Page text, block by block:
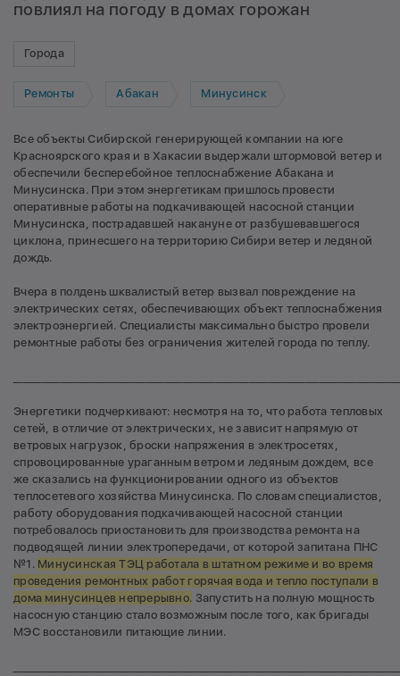
повлиял на погоду в домах горожан
Города
Ремонты Абакан Минусинск
Все объекты Сибирской генерирующей компании на юге
Красноярского края и в Хакасии выдержали штормовой ветер и
обеспечили бесперебойное теплоснабжение Абакана и
Минусинска. При этом энергетикам пришлось провести
оперативные работы на подкачивающей насосной станции
Минусинска, пострадавшей накануне от разбушевавшегося
циклона, принесшего на территорию Сибири ветер и ледяной
дождь.
Вчера в полдень шквалистый ветер вызвал повреждение на
электрических сетях, обеспечивающих объект теплоснабжения
электроэнергией. Специалисты максимально быстро провели
ремонтные работы без ограничения жителей города по теплу.
Энергетики подчеркивают: несмотря на то, что работа тепловых
сетей, в отличие от электрических, не зависит напрямую от
ветровых нагрузок, броски напряжения в электросетях,
спровоцированные ураганным ветром и ледяным дождем, все
же сказались на функционировании одного из объектов
теплосетевого хозяйства Минусинска. По словам специалистов,
работу оборудования подкачивающей насосной станции
потребовалось приостановить для производства ремонта на
подводящей линии электропередачи, от которой запитана ПНС
№1. Минусинская ТЭЦ работала в штатном режиме и во время
проведения ремонтных работ горячая вода и тепло поступали в
дома минусинцев непрерывно. Запустить на полную мощность
насосную станцию стало возможным после того, как бригады
МЭС восстановили питающие линии.